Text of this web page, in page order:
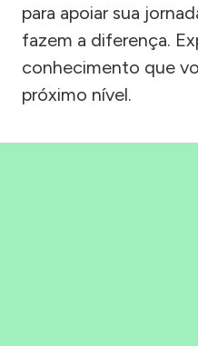
para apoiar sua
fazem a diferença.
conhecimento que
próximo nível.